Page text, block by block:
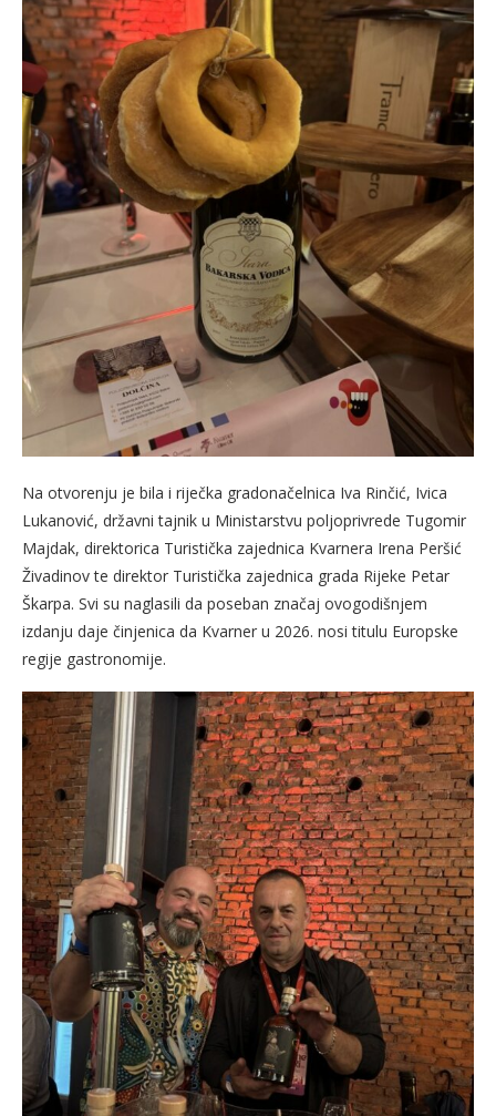
Na otvorenju je bila i riječkа gradonačelnica Iva Rinčić, Ivica
Lukanović, državni tajnik u Ministarstvu poljoprivrede Tugomir
Majdak, direktorica Turistička zajednica Kvarnera Irena Peršić
Živadinov te direktor Turistička zajednica grada Rijeke Petar
Škarpa. Svi su naglasili da poseban značaj ovogodišnjem
izdanju daje činjenica da Kvarner u 2026. nosi titulu Europske
regije gastronomije.